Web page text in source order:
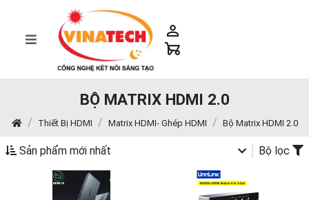
BỘ MATRIX HDMI 2.0
Thiết Bị HDMI Matrix HDMI- Ghép HDMI Bộ Matrix HDMI 2.0
Sản phẩm mới nhất Bộ lọc